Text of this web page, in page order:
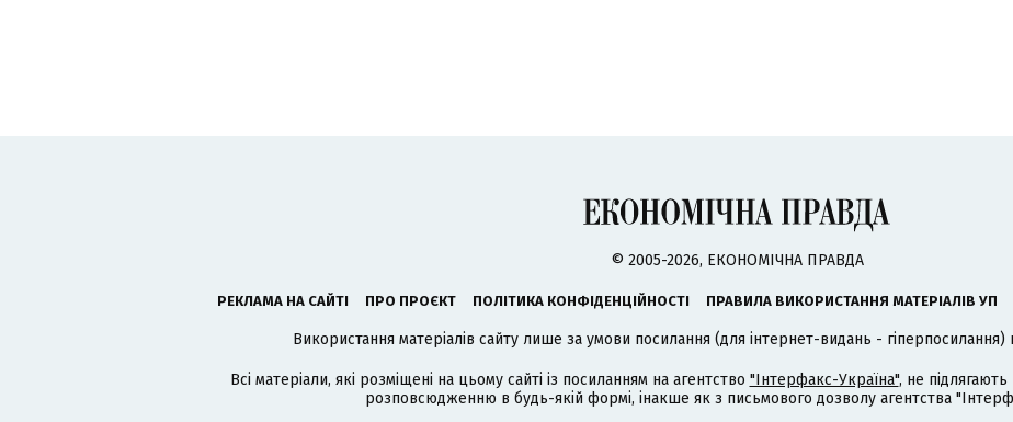
© 2005-2026, ЕКОНОМІЧНА ПРАВДА
РЕКЛАМА НА САЙТІ ПРО ПРОЄКТ ПОЛІТИКА КОНФІДЕНЦІЙНОСТІ ПРАВИЛА ВИКОРИСТАННЯ МАТЕРІАЛІВ УП
Використання матеріалів сайту лише за умови посилання (для інтернет-видань - гіперпосилання)
Всі матеріали, які розміщені на цьому сайті із посиланням на агентство "Інтерфакс-Україна", не
розповсюдженню в будь-якій формі, інакше як з письмового дозволу агентства